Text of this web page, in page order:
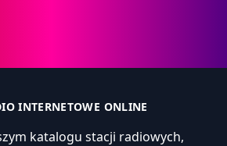
INTERNETOWE ONLINE
katalogu stacji radiowych,